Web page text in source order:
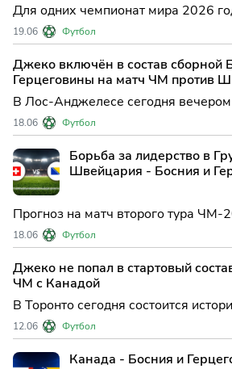
Для одних чемпионат мира 2026
великой карьеры, а для других —
возможностью выйти на главную
планеты.
19.06 Футбол
Джеко включён в состав сборной
Герцеговины на матч ЧМ против
В Лос-Анджелесе сегодня вечером
ключевая битва второго тура
мира по футболу: сборные
Герцеговины объявили стартовые
тренерских штаба сделали ряд
способных повлият
18.06 Футбол
Борьба за лидерство в
Швейцария - Босния и
Прогноз на матч второго тура
Босния и Герцеговина в Группе B.
официальной тактической
метрик xG и xGOT, кадровых
аналитический сценарий игры.
18.06 Футбол
Джеко не попал в стартовый
ЧМ с Канадой
В Торонто сегодня состоится
для мирового футбола — впервые
мира пройдет на территории
мундиаля на канадской земле
12.06 Футбол
Канада - Босния и